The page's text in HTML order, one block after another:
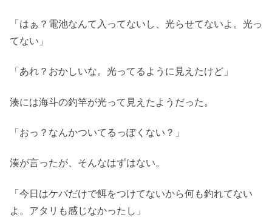
「はぁ？電池なんて入ってないし、光らせてないよ。光っ
てない」
「あれ？おかしいな。光ってるように見えたけど」
湊には海斗の釣竿が光って見えたようだった。
「おっ？なんかついてるっぽくない？」
湊が言ったが、そんなはずはない。
「今日はケバだけで餌をつけてないから何も釣れてない
よ。アタリも感じなかったし」